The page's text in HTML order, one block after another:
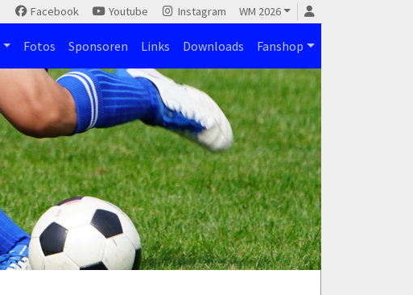
Facebook Youtube Instagram WM 2026
Fotos Sponsoren Links Downloads Fanshop